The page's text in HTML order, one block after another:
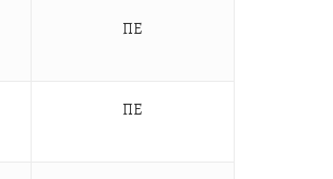
ΠΕ
ΠΕ